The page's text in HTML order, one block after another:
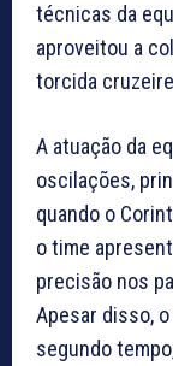
técnicas da
aproveitou a
torcida
A atuação da
oscilações,
quando o
o time
precisão nos
Apesar disso,
segundo